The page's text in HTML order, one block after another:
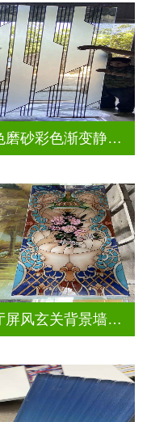
白色磨砂彩色渐变静电玻璃UV打印加工
客厅屏风玄关背景墙深雕浮雕玻璃